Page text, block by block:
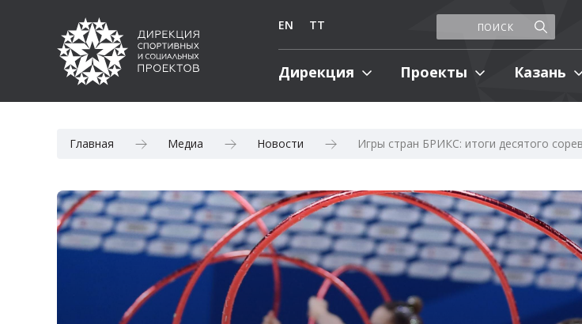
EN TT
Дирекция Проекты Казань
Главная Медиа Новости Игры стран БРИКС: итоги десятого